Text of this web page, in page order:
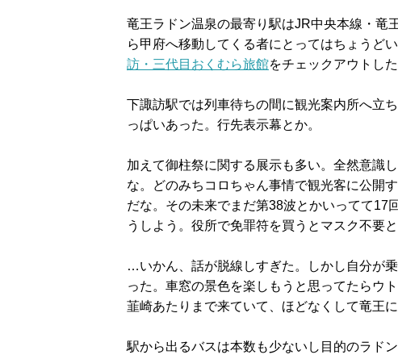
竜王ラドン温泉の最寄り駅はJR中央本線・竜
ら甲府へ移動してくる者にとってはちょうど
訪・三代目おくむら旅館をチェックアウトし
下諏訪駅では列車待ちの間に観光案内所へ立
っぱいあった。行先表示幕とか。
加えて御柱祭に関する展示も多い。全然意識
な。どのみちコロちゃん事情で観光客に公開
だな。その未来でまだ第38波とかいってて17
うしよう。役所で免罪符を買うとマスク不要
…いかん、話が脱線しすぎた。しかし自分が
った。車窓の景色を楽しもうと思ってたらウ
韮崎あたりまで来ていて、ほどなくして竜王に
駅から出るバスは本数も少ないし目的のラド